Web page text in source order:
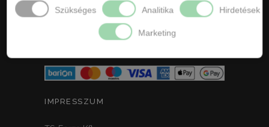
ELÁLLÁS / VISSZAKÜLDÉS
ELÁLLÁS A SZERZŐDÉSTŐL
IMPRESSZUM
Szükséges Analitika Hirdetések
Marketing